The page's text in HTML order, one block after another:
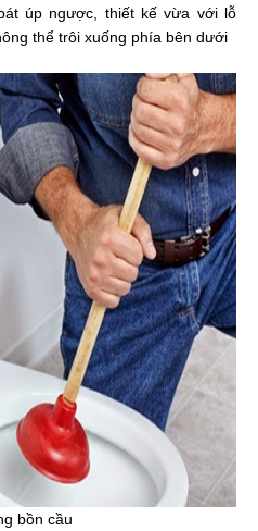
úp ngược, thiết kế vừa với lỗ
thể trôi xuống phía bên dưới
bồn cầu